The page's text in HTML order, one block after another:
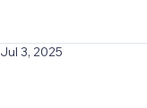
3, 2025